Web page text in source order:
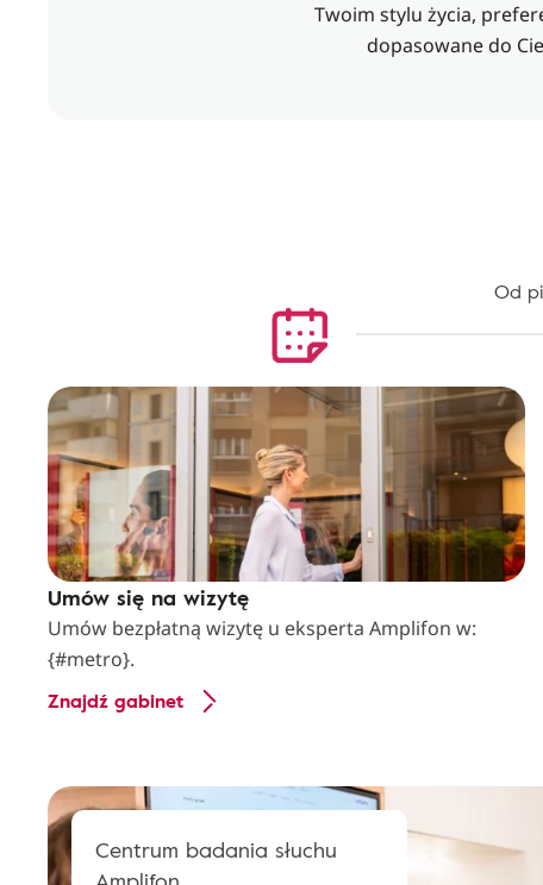
Twoim stylu życia,
dopasowane do
Od
Umów się na wizytę
Umów bezpłatną wizytę u eksperta Amplifon w:
{#metro}.
Znajdź gabinet
Centrum badania słuchu